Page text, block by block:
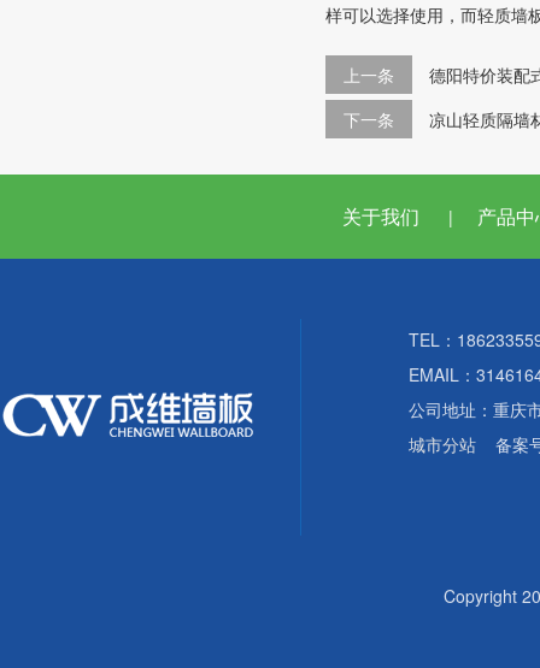
样可以选择使用，而轻质墙
上一条
德阳特价装配
下一条
凉山轻质隔墙
关于我们 | 产品
TEL：
EMAIL：
公司地址：重庆
城市分站 备案
Copyright